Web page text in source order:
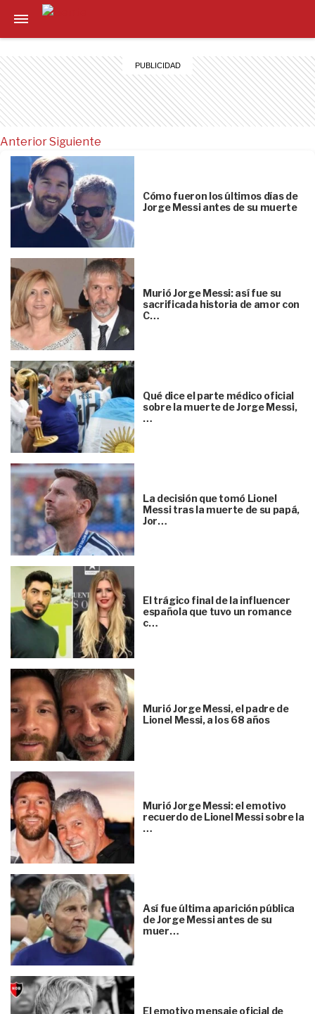
Anterior
Cómo fueron los últimos días de
Jorge Messi antes de su muerte
Murió Jorge Messi: así fue su
sacrificada historia de amor con
C…
Qué dice el parte médico oficial
sobre la muerte de Jorge Messi,
…
La decisión que tomó Lionel
Messi tras la muerte de su papá,
Jor…
El trágico final de la influencer
española que tuvo un romance
c…
Murió Jorge Messi, el padre de
Lionel Messi, a los 68 años
Murió Jorge Messi: el emotivo
recuerdo de Lionel Messi sobre la
…
Así fue última aparición pública
de Jorge Messi antes de su
muer…
El emotivo mensaje oficial de
Siguiente